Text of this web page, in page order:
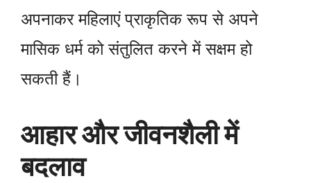
अपनाकर महिलाएं प्राकृतिक रूप से अपने
मासिक धर्म को संतुलित करने में सक्षम हो
सकती हैं।
आहार और जीवनशैली में
बदलाव